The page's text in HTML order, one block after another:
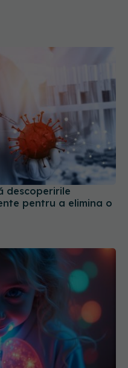
descoperirile
pentru a elimina o